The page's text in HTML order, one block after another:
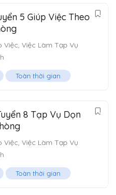
5 Giúp Việc Theo
Việc, Việc Làm Tạp Vụ
Toàn thời gian
8 Tạp Vụ Dọn
Việc, Việc Làm Tạp Vụ
Toàn thời gian